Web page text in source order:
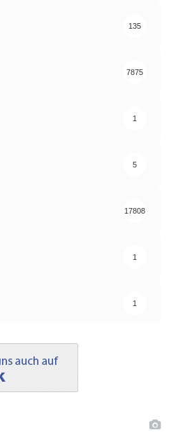
135
7875
1
5
17808
1
1